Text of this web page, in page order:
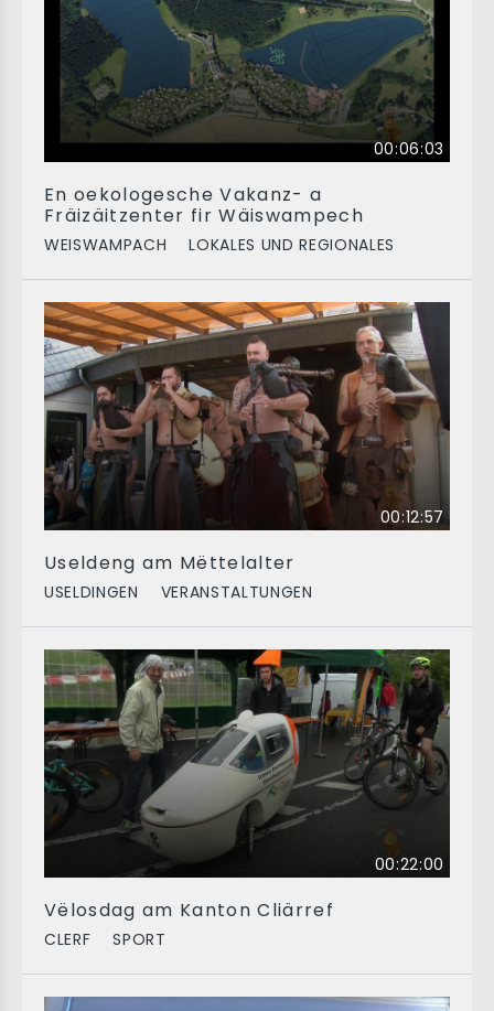
00:06:03
En oekologesche Vakanz- a
Fräizäitzenter fir Wäiswampech
WEISWAMPACH LOKALES UND REGIONALES
00:12:57
Useldeng am Mëttelalter
USELDINGEN VERANSTALTUNGEN
00:22:00
Vëlosdag am Kanton Cliärref
CLERF SPORT